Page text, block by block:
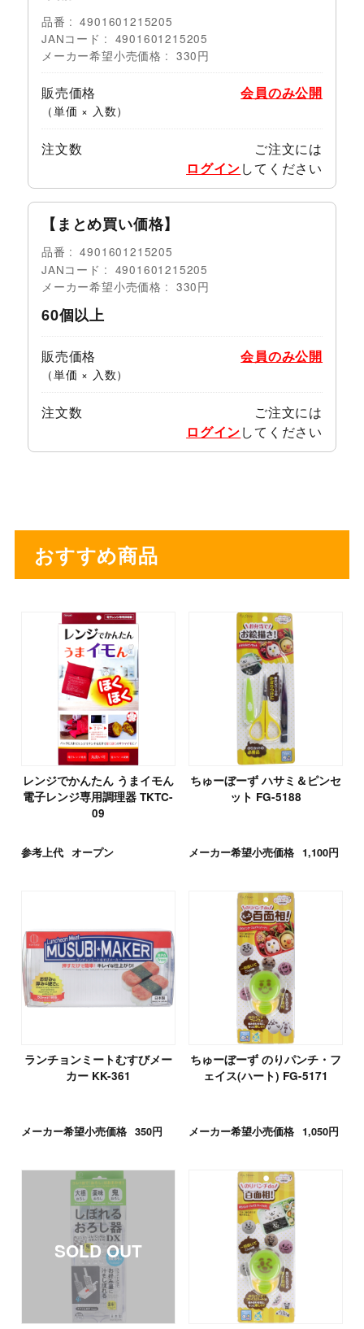
品番
4901601215205
JANコード
4901601215205
メーカー希望小売価格
330円
販売価格
（単価 × 入数）
会員のみ公開
注文数
ご注文には
ログインしてください
【まとめ買い価格】
品番
4901601215205
JANコード
4901601215205
メーカー希望小売価格
330円
60個以上
販売価格
（単価 × 入数）
会員のみ公開
注文数
ご注文には
ログインしてください
おすすめ商品
レンジでかんたん うまイモん
電子レンジ専用調理器 TKTC-
09
参考上代 オープン
ちゅーぼーず ハサミ＆ピンセ
ット FG-5188
メーカー希望小売価格 1,100円
ランチョンミートむすびメー
カー KK-361
メーカー希望小売価格 350円
ちゅーぼーず のりパンチ・フ
ェイス(ハート) FG-5171
メーカー希望小売価格 1,050円